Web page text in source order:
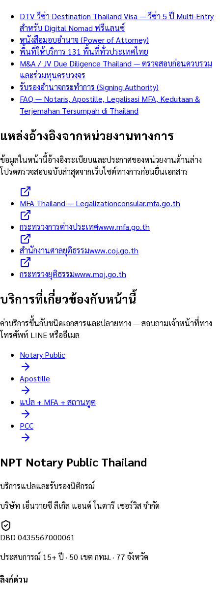
DTV วีซ่า Destination Thailand Visa — วีซ่า 5 ปี Multi-Entry
สำหรับ Digital Nomad ฟรีแลนซ์
หนังสือมอบอำนาจ (Power of Attorney)
พื้นที่ให้บริการ 131 พื้นที่ทั่วประเทศไทย
M&A / JV Due Diligence Thailand — ตรวจสอบก่อนควบรวม
และร่วมทุนครบวงจร
รับรองอำนาจกระทำการ (Signing Authority)
FAQ — Notaris, Apostille, Legalisasi MFA, Kedutaan &
Terjemahan Tersumpah di Thailand
แหล่งอ้างอิงจากหน่วยงานทางการ
ข้อมูลในหน้านี้อ้างอิงระเบียบและประกาศของหน่วยงานด้านล่าง
โปรดตรวจสอบฉบับล่าสุดจากเว็บไซต์ทางการก่อนยื่นเอกสาร
MFA Thailand — Legalizationconsular.mfa.go.th
กระทรวงการต่างประเทศwww.mfa.go.th
สำนักงานศาลยุติธรรมwww.coj.go.th
กระทรวงยุติธรรมwww.moj.go.th
บริการที่เกี่ยวข้องกับหน้านี้
ค่าบริการขึ้นกับชนิดเอกสารและปลายทาง — สอบถามเจ้าหน้าที่ทาง
โทรศัพท์ LINE หรืออีเมล
Notary Public
Apostille
แปล + MFA + สถานทูต
PCC
NPT Notary Public Thailand
บริการแปลและรับรองนิติกรณ์
บริษัท เอ็นวายซี ลีเกิล แอนด์ โนตารี เซอร์วิส จำกัด
DBD 0435567000061
ประสบการณ์ 15+ ปี · 50 เขต กทม. · 77 จังหวัด
ลิงก์ด่วน